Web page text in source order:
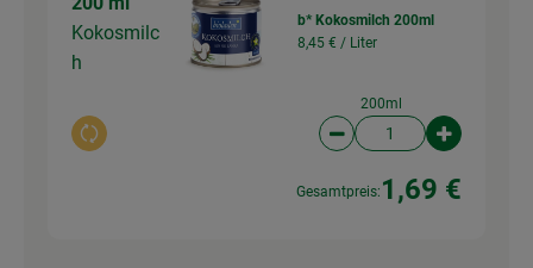
Kokosmilc
h
Auswahl ändern
b* Kokosmilch 200ml
8,45 € / Liter
200ml
Artikelanzahl
Gesamtpreis: 1,69 €